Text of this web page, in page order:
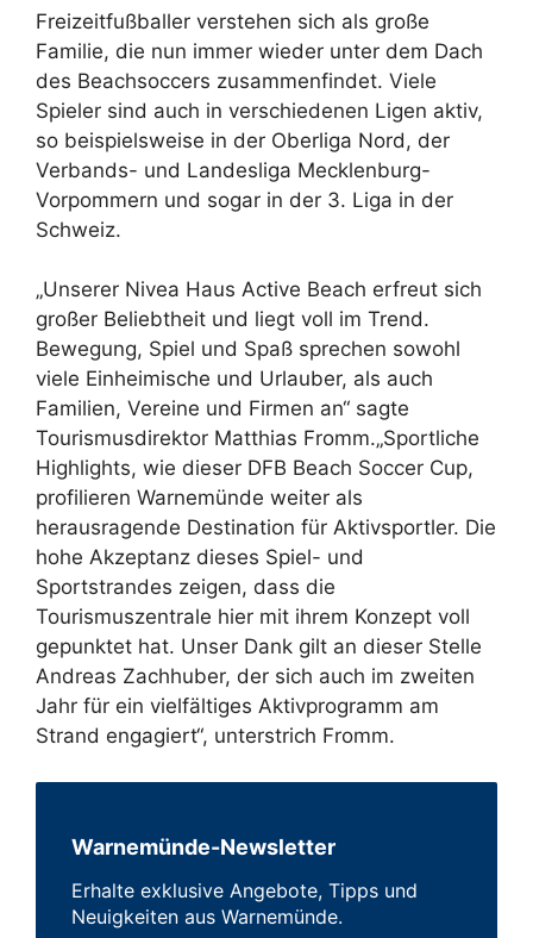
Freizeitfußballer verstehen sich als große
Familie, die nun immer wieder unter dem Dach
des Beachsoccers zusammenfindet. Viele
Spieler sind auch in verschiedenen Ligen aktiv,
so beispielsweise in der Oberliga Nord, der
Verbands- und Landesliga Mecklenburg-
Vorpommern und sogar in der 3. Liga in der
Schweiz.
„Unserer Nivea Haus Active Beach erfreut sich
großer Beliebtheit und liegt voll im Trend.
Bewegung, Spiel und Spaß sprechen sowohl
viele Einheimische und Urlauber, als auch
Familien, Vereine und Firmen an“ sagte
Tourismusdirektor Matthias Fromm.„Sportliche
Highlights, wie dieser DFB Beach Soccer Cup,
profilieren Warnemünde weiter als
herausragende Destination für Aktivsportler. Die
hohe Akzeptanz dieses Spiel- und
Sportstrandes zeigen, dass die
Tourismuszentrale hier mit ihrem Konzept voll
gepunktet hat. Unser Dank gilt an dieser Stelle
Andreas Zachhuber, der sich auch im zweiten
Jahr für ein vielfältiges Aktivprogramm am
Strand engagiert“, unterstrich Fromm.
Warnemünde-Newsletter
Erhalte exklusive Angebote, Tipps und
Neuigkeiten aus Warnemünde.